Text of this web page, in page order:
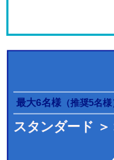
スタンダード ＞
最大6名様 （推奨5名様